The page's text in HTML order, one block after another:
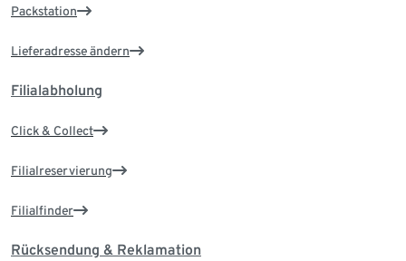
Packstation
Lieferadresse ändern
Filialabholung
Click & Collect
Filialreservierung
Filialfinder
Rücksendung & Reklamation